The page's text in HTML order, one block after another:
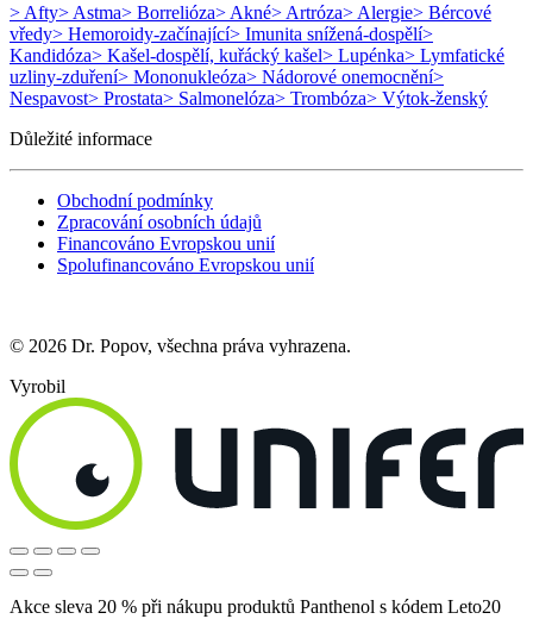
> Afty> Astma> Borrelióza> Akné> Artróza> Alergie> Bércové
vředy> Hemoroidy-začínající> Imunita snížená-dospělí>
Kandidóza> Kašel-dospělí, kuřácký kašel> Lupénka> Lymfatické
uzliny-zduření> Mononukleóza> Nádorové onemocnění>
Nespavost> Prostata> Salmonelóza> Trombóza> Výtok-ženský
Důležité informace
Obchodní podmínky
Zpracování osobních údajů
Financováno Evropskou unií
Spolufinancováno Evropskou unií
© 2026 Dr. Popov, všechna práva vyhrazena.
Vyrobil
Akce sleva 20 % při nákupu produktů Panthenol s kódem Leto20